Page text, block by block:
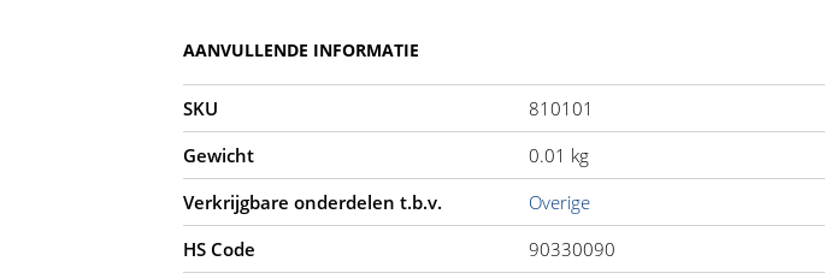
AANVULLENDE INFORMATIE
SKU
810101
Gewicht
0.01 kg
Verkrijgbare onderdelen t.b.v.
Overige
HS Code
90330090